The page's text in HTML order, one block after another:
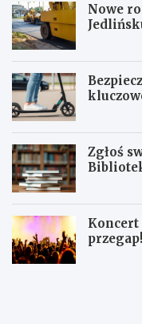
Nowe
Zgłoś
przegap!
N
B